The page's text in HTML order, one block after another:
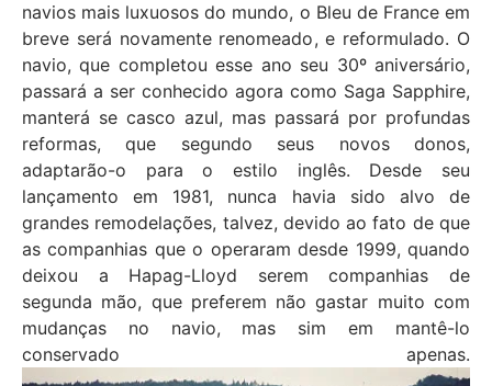
navios mais luxuosos do mundo, o Bleu de France em
breve será novamente renomeado, e reformulado. O
navio, que completou esse ano seu 30º aniversário,
passará a ser conhecido agora como Saga Sapphire,
manterá se casco azul, mas passará por profundas
reformas, que segundo seus novos donos,
adaptarão-o para o estilo inglês. Desde seu
lançamento em 1981, nunca havia sido alvo de
grandes remodelações, talvez, devido ao fato de que
as companhias que o operaram desde 1999, quando
deixou a Hapag-Lloyd serem companhias de
segunda mão, que preferem não gastar muito com
mudanças no navio, mas sim em mantê-lo
conservado apenas.